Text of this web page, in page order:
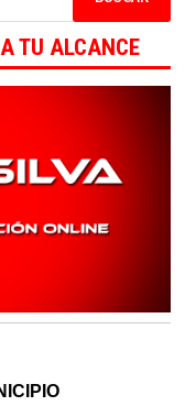
TU ALCANCE